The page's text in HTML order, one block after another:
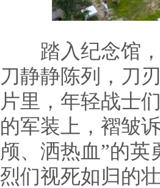
踏入纪念馆，
刀静静陈列，刀
片里，年轻战士
的军装上，褶皱
颅、洒热血”的
烈们视死如归的